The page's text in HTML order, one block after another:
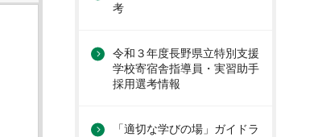
考
令和３年度長野県立特別支援
学校寄宿舎指導員・実習助手
採用選考情報
「適切な学びの場」ガイドラ